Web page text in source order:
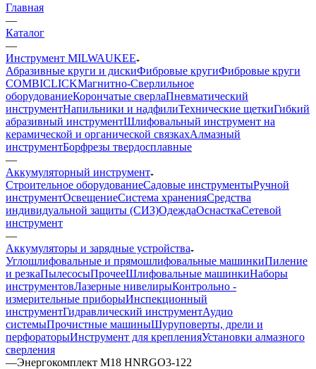
Главная
—
Каталог
—
Инструмент MILWAUKEE
Абразивные круги и дискиФибровые кругиФибровые круги
COMBICLICKМагнитно-Сверлильное
оборудованиеКорончатые сверлаПневматический
инструментНапильники и надфилиТехнические щеткиГибкий
абразивный инструментШлифовальный инструмент на
керамической и органической связкахАлмазный
инструментБорфрезы твердосплавные
—
Аккумуляторный инструмент
Строительное оборудованиеСадовые инструментыРучной
инструментОсвещениеСистема храненияСредства
индивидуальной защиты (СИЗ)ОдеждаОснасткаСетевой
инструмент
—
Аккумуляторы и зарядные устройства
Углошлифовальные и прямошлифовальные машинкиПиление
и резкаПылесосыПрочееШлифовальные машинкиНаборы
инструментовЛазерные нивелирыКонтрольно -
измерительные приборыИнспекционный
инструментГидравлический инструментАудио
системыПрочистные машиныШуруповерты, дрели и
перфораторыИнструмент для крепленияУстановки алмазного
сверления
—Энергокомплект M18 HNRGO3-122